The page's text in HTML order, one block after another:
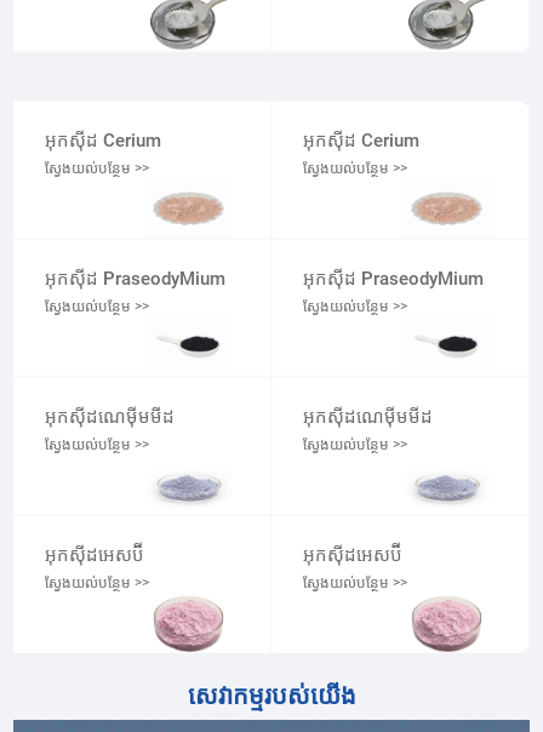
អុកស៊ីដ Cerium
ស្វែងយល់បន្ថែម >>
អុកស៊ីដ Cerium
ស្វែងយល់បន្ថែម >>
អុកស៊ីដ PraseodyMium
ស្វែងយល់បន្ថែម >>
អុកស៊ីដ PraseodyMium
ស្វែងយល់បន្ថែម >>
អុកស៊ីដណេម៉ីមមីដ
ស្វែងយល់បន្ថែម >>
អុកស៊ីដណេម៉ីមមីដ
ស្វែងយល់បន្ថែម >>
អុកស៊ីដអេសប៊ី
ស្វែងយល់បន្ថែម >>
អុកស៊ីដអេសប៊ី
ស្វែងយល់បន្ថែម >>
សេវាកម្មរបស់យើង